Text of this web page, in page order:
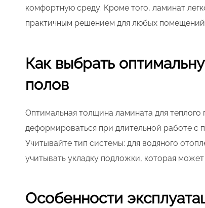
комфортную среду. Кроме того, ламинат
практичным решением для любых
Как выбрать
полов
Оптимальная толщина ламината для теплого
деформироваться при длительной работе с
Учитывайте тип системы: для водяного
учитывать укладку подложки, которая
Особенности